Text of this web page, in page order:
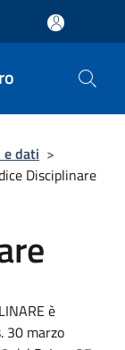
e dati >
Disciplinare
è
30 marzo